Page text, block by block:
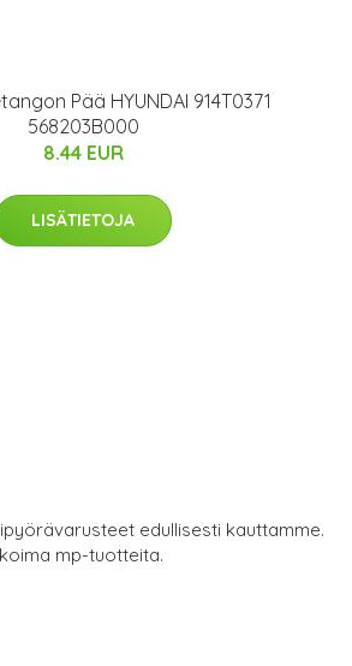
Pää HYUNDAI 914T0371
568203B000
8.44 EUR
LISÄTIETOJA
edullisesti kauttamme.
mp-tuotteita.